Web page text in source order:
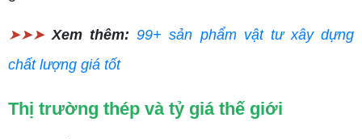
➤➤➤Xem thêm: 99+ sản phẩm vật tư xây dựng
chất lượng giá tốt
Thị trường thép và tỷ giá thế giới